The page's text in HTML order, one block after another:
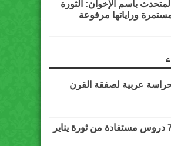
المتحدث باسم الإخوان: الثورة
وراياتها مرفوعة
عربية لصفقة القرن
ثورة يناير